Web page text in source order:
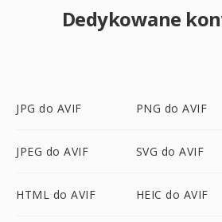
Dedykowane
JPG do AVIF PNG do AVIF
JPEG do AVIF SVG do AVIF
HTML do AVIF HEIC do AVIF